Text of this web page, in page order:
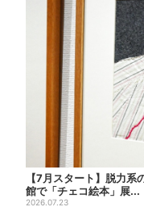
【7月スタート】脱力
館で「チェコ絵本」展...
2026.07.23